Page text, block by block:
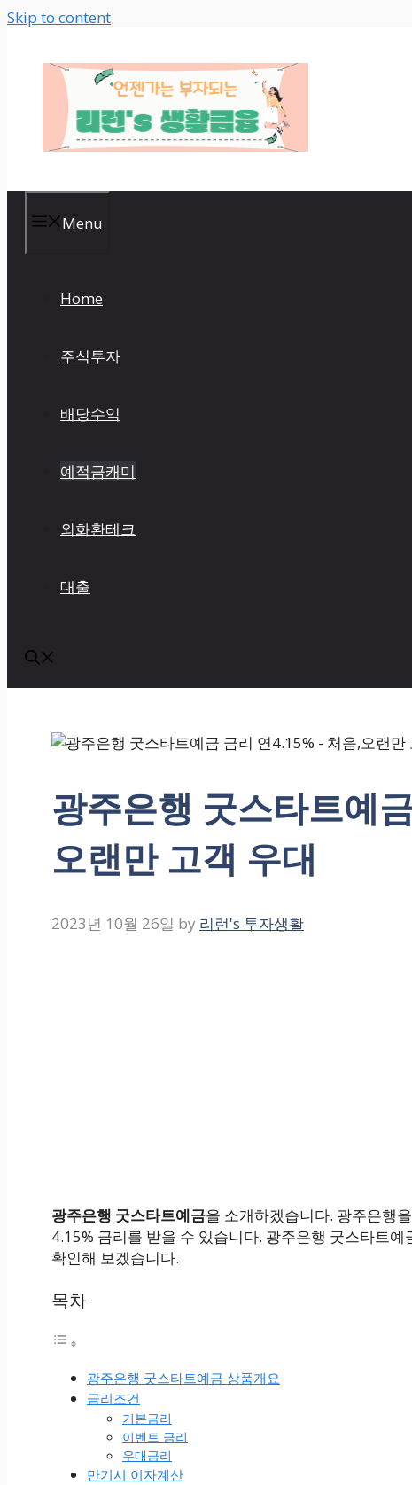
Skip to content
Menu
Home
주식투자
배당수익
예적금캐미
외화환테크
대출
광주은행 굿스타트예
오랜만 고객 우대
2023년 10월 26일 by 리런's 투자생활
광주은행 굿스타트예금을 소개하겠습니다. 광주은행
4.15% 금리를 받을 수 있습니다. 광주은행 굿스타트
확인해 보겠습니다.
목차
광주은행 굿스타트예금 상품개요
금리조건
기본금리
이벤트 금리
우대금리
만기시 이자계산